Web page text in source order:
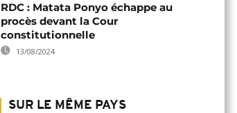
RDC : Matata Ponyo échappe au
procès devant la Cour
constitutionnelle
13/08/2024
SUR LE MÊME PAYS